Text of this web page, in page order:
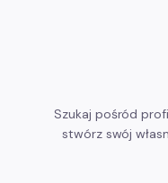
Szukaj pośród
stwórz swój